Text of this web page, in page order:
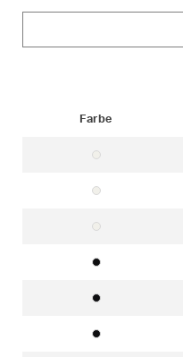
Farbe
Verkehrsweiss
Verkehrsweiss
Verkehrsweiss
Graphitschwarz
Graphitschwarz
Graphitschwarz